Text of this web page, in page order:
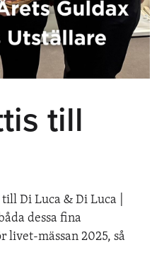
till
Di Luca & Di Luca |
dessa fina
mässan 2025, så